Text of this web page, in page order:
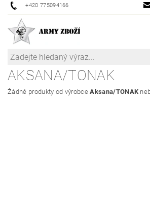
+420 775094166
AKSANA/TONAK
Žádné produkty od výrobceAksana/TONAK